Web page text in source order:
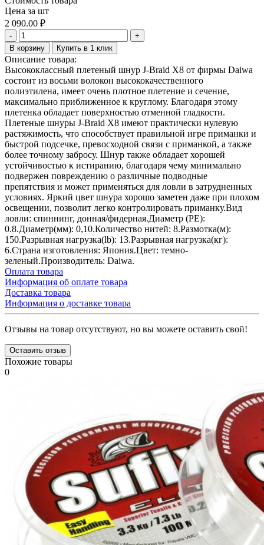
Цена за шт
2 090.00 ₽
-
+
В корзину
Купить в 1 клик
Описание товара:
Высококлассный плетеный шнур J-Braid X8 от фирмы Daiwa
состоит из восьми волокон высококачественного
полиэтилена, имеет очень плотное плетение и сечение,
максимально приближенное к круглому. Благодаря этому
плетенка обладает поверхностью отменной гладкости.
Плетеные шнуры J-Braid X8 имеют практически нулевую
растяжимость, что способствует правильной игре приманки и
быстрой подсечке, превосходной связи с приманкой, а также
более точному забросу. Шнур также обладает хорошей
устойчивостью к истиранию, благодаря чему минимально
подвержен повреждению о различные подводные
препятствия и может применяться для ловли в затрудненных
условиях. Яркий цвет шнура хорошо заметен даже при плохом
освещении, позволит легко контролировать приманку.Вид
ловли: спиннинг, донная/фидерная.Диаметр (PE):
0.8.Диаметр(мм): 0,10.Количество нитей: 8.Размотка(м):
150.Разрывная нагрузка(lb): 13.Разрывная нагрузка(кг):
6.Страна изготовления: Япония.Цвет: темно-
зеленый.Производитель: Daiwa.
Оплата товара
Информация об оплате товара
Доставка товара
Информация о доставке товара
Отзывы на товар отсутствуют, но вы можете оставить свой!
Оставить отзыв
Похожие товары
0